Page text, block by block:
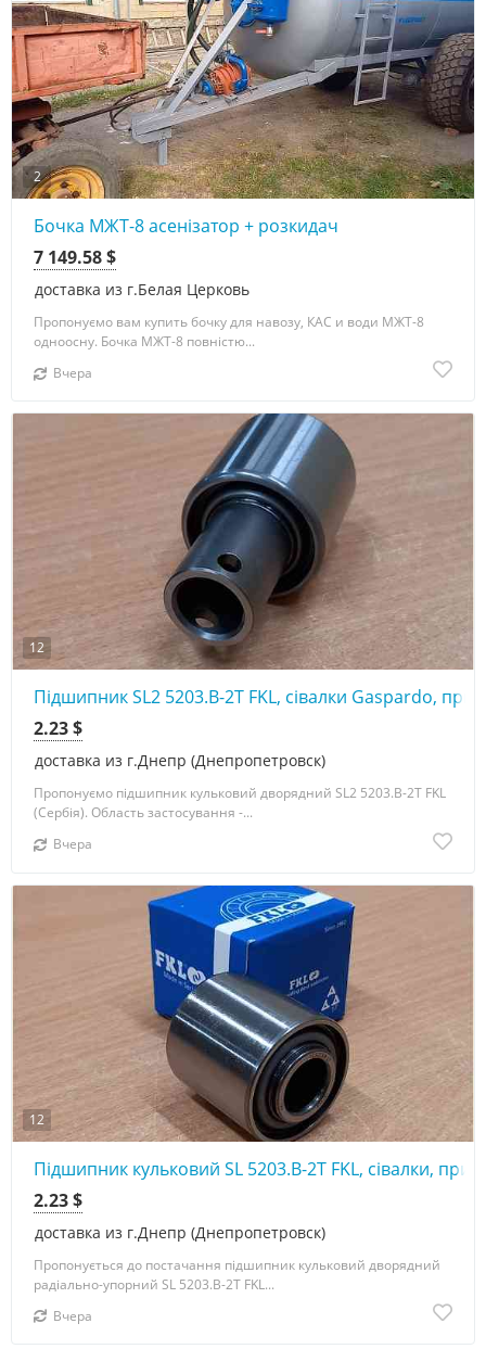
2
Бочка МЖТ-8 асенізатор + розкидач
доставка из г.Белая Церковь
7 149.58 $
Пропонуємо вам купить бочку для навозу, КАС и води МЖТ-8
одноосну. Бочка МЖТ-8 повністю...
Вчера
12
Підшипник SL2 5203.B-2T FKL, сівалки Gaspardo,
доставка из г.Днепр (Днепропетровск)
2.23 $
Пропонуємо підшипник кульковий дворядний SL2 5203.B-2T FKL
(Сербія). Область застосування -...
Вчера
12
Підшипник кульковий SL 5203.B-2T FKL, сівалки,
доставка из г.Днепр (Днепропетровск)
2.23 $
Пропонується до постачання підшипник кульковий дворядний
радіально-упорний SL 5203.B-2T FKL...
Вчера